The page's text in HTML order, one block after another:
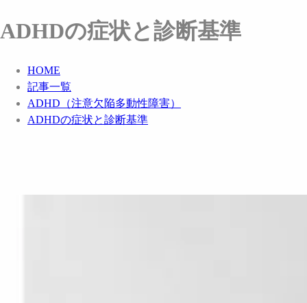
ADHDの症状と診断基準
HOME
記事一覧
ADHD（注意欠陥多動性障害）
ADHDの症状と診断基準